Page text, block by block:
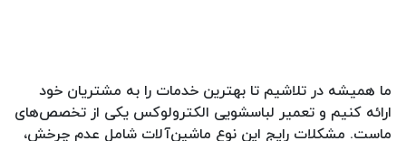
ما همیشه در تلاشیم تا بهترین خدمات را به مشتریان خود
ارائه کنیم و تعمیر لباسشویی الکترولوکس یکی از تخصص‌های
ماست. مشکلات رایج این نوع ماشین‌آلات شامل عدم چرخش،